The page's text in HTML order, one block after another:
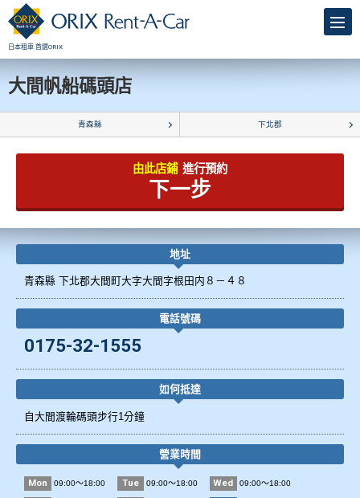
日本租車 首選ORIX
大間帆船碼頭店
青森縣 下北郡
由此店鋪 進行預約
下一步
地址
青森縣 下北郡大間町大字大間字根田内８－４８
電話號碼
0175-32-1555
如何抵達
自大間渡輪碼頭步行1分鐘
營業時間
Mon 09:00～18:00 Tue 09:00～18:00 Wed 09:00～18:00